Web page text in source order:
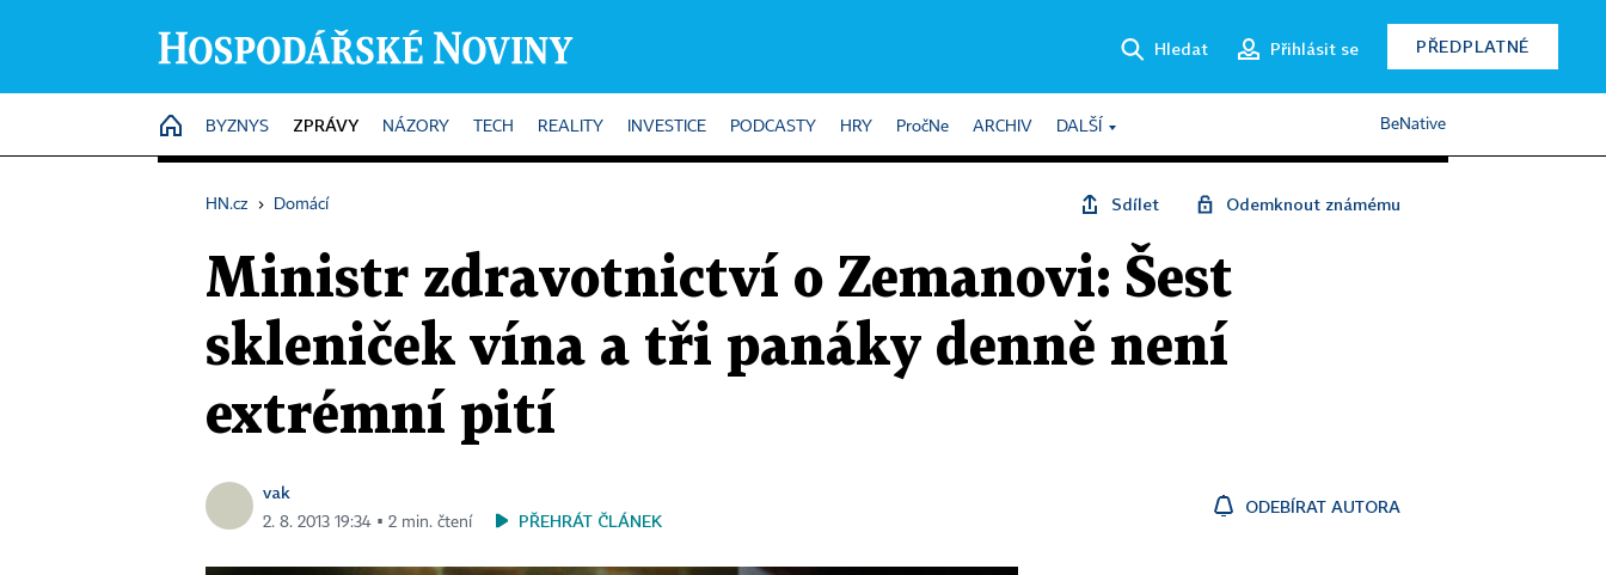
Hledat Přihlásit se PŘEDPLATNÉ
HOME
BYZNYS ZPRÁVY NÁZORY TECH REALITY INVESTICE PODCASTY HRY PročNe ARCHIV DALŠÍ BeNative
HN.cz › Domácí Sdílet Odemknout známému
Ministr zdravotnictví o Zemanovi: Šest
skleniček vína a tři panáky denně není
extrémní pití
vak
2. 8. 2013 19:34 ▪ 2 min. čtení PŘEHRÁT ČLÁNEK
ODEBÍRAT AUTORA